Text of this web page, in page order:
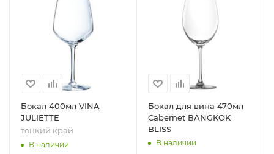
Бокал 400мл VINA
JULIETTE
тонкий край
В наличии
Бокал для вина 470мл
Cabernet BANGKOK
BLISS
В наличии